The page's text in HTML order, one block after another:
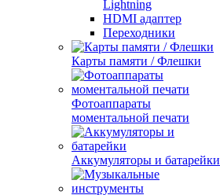
Lightning
HDMI адаптер
Переходники
Карты памяти / Флешки
Фотоаппараты
моментальной печати
Аккумуляторы и батарейки